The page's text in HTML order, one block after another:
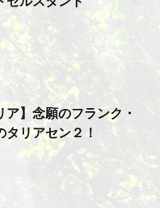
ア】念願のフランク・
タリアセン２！